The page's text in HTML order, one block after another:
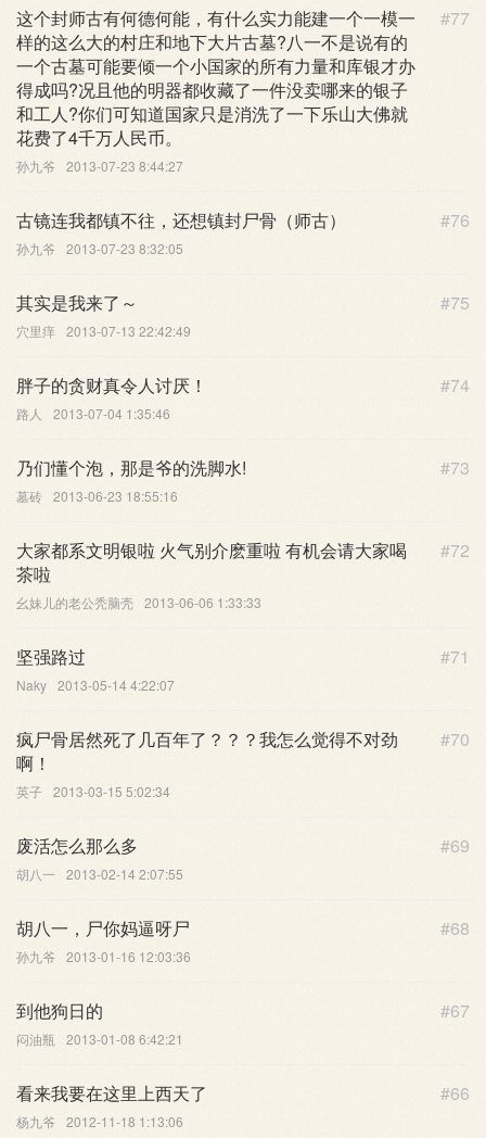
#77
这个封师古有何德何能，有什么实力能建一个一模一
样的这么大的村庄和地下大片古墓?八一不是说有的
一个古墓可能要倾一个小国家的所有力量和库银才办
得成吗?况且他的明器都收藏了一件没卖哪来的银子
和工人?你们可知道国家只是消洗了一下乐山大佛就
花费了4千万人民币。
孙九爷 2013-07-23 8:44:27
#76
古镜连我都镇不往，还想镇封尸骨（师古）
孙九爷 2013-07-23 8:32:05
#75
其实是我来了～
穴里痒 2013-07-13 22:42:49
#74
胖子的贪财真令人讨厌！
路人 2013-07-04 1:35:46
#73
乃们懂个泡，那是爷的洗脚水!
墓砖 2013-06-23 18:55:16
#72
大家都系文明银啦 火气别介麽重啦 有机会请大家喝
茶啦
幺妹儿的老公秃脑壳 2013-06-06 1:33:33
#71
坚强路过
Naky 2013-05-14 4:22:07
#70
疯尸骨居然死了几百年了？？？我怎么觉得不对劲
啊！
英子 2013-03-15 5:02:34
#69
废活怎么那么多
胡八一 2013-02-14 2:07:55
#68
胡八一，尸你妈逼呀尸
孙九爷 2013-01-16 12:03:36
#67
到他狗日的
闷油瓶 2013-01-08 6:42:21
#66
看来我要在这里上西天了
杨九爷 2012-11-18 1:13:06